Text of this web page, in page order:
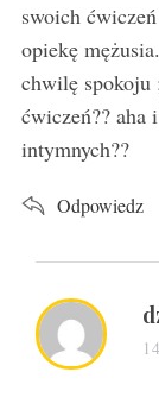
:
swoich
opiekę
chwilę spokoju
ćwiczeń?? aha
intymnych??
Odpowiedz
s
a